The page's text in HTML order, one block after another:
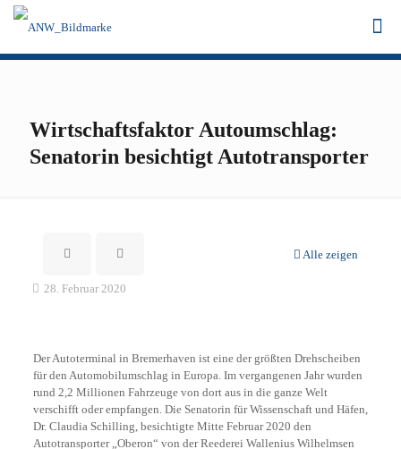
Wirtschaftsfaktor Autoumschlag:
Senatorin besichtigt Autotransporter
Alle zeigen
28. Februar 2020
Der Autoterminal in Bremerhaven ist eine der größten Drehscheiben
für den Automobilumschlag in Europa. Im vergangenen Jahr wurden
rund 2,2 Millionen Fahrzeuge von dort aus in die ganze Welt
verschifft oder empfangen. Die Senatorin für Wissenschaft und Häfen,
Dr. Claudia Schilling, besichtigte Mitte Februar 2020 den
Autotransporter „Oberon“ von der Reederei Wallenius Wilhelmsen